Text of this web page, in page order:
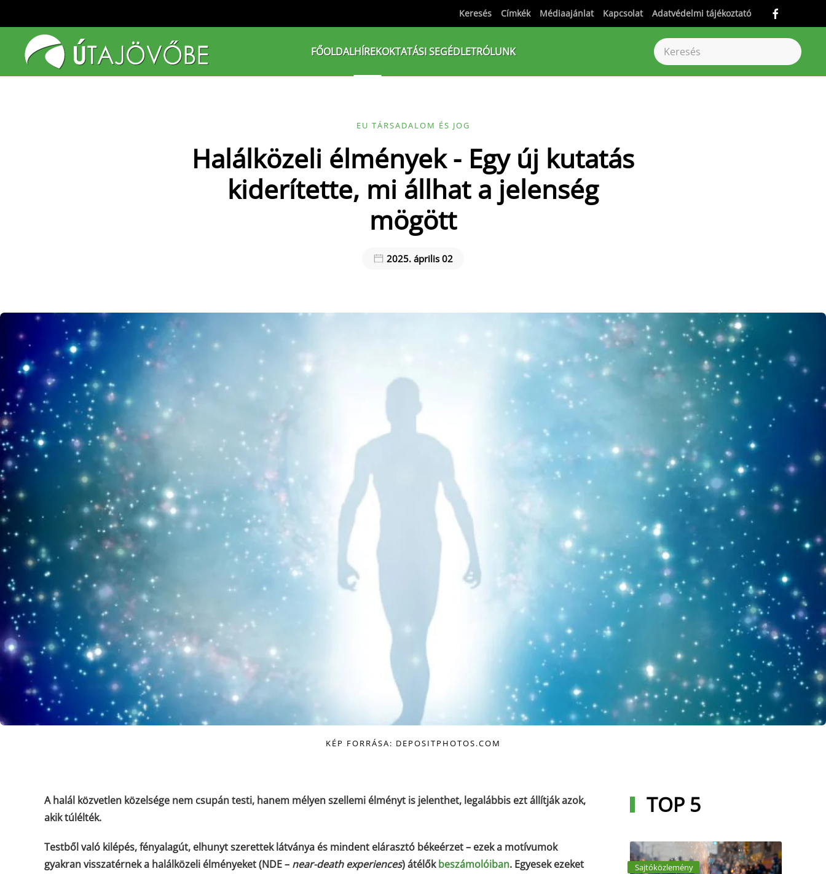
Fő tartalom átugrása
Keresés Címkék Médiaajánlat Kapcsolat Adatvédelmi tájékoztató
FŐOLDALHÍREKOKTATÁSI SEGÉDLETRÓLUNK
EU TÁRSADALOM ÉS JOG
Halálközeli élmények - Egy új kutatás
kiderítette, mi állhat a jelenség
mögött
2025. április 02
KÉP FORRÁSA: DEPOSITPHOTOS.COM
A halál közvetlen közelsége nem csupán testi, hanem mélyen szellemi élményt is jelenthet, legalábbis ezt állítják azok,
akik túlélték.
Testből való kilépés, fényalagút, elhunyt szerettek látványa és mindent elárasztó békeérzet – ezek a motívumok
gyakran visszatérnek a halálközeli élményeket (NDE – near-death experiences) átélőkbeszámolóiban. Egyesek ezeket
TOP 5
Sajtóközlemény